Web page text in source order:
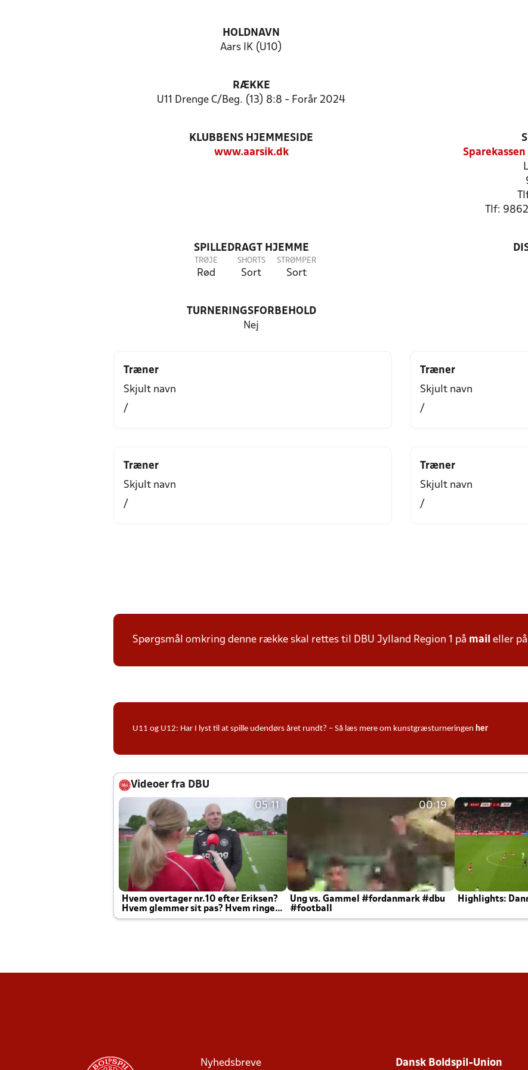
HOLDNAVN
Aars IK (U10)
RÆKKE
U11 Drenge C/Beg. (13) 8:8 - Forår 2024
KLUBBENS HJEMMESIDE
www.aarsik.dk
Tlf:
SPILLEDRAGT HJEMME
TRØJE
Rød
SHORTS
Sort
STRØMPER
Sort
TURNERINGSFORBEHOLD
Nej
Træner
Skjult navn
/
Træner
Skjult navn
/
Træner
Skjult navn
/
Træner
Skjult navn
/
Spørgsmål omkring denne række skal rettes til DBU Jylland Region 1 på mail eller
U11 og U12: Har I lyst til at spille udendørs året rundt? – Så læs mere om kunstgræsturneringen her
Videoer fra DBU
05:11
Hvem overtager nr.10 efter Eriksen?
Hvem glemmer sit pas? Hvem ringer
Joachim altid til efter kampe?
00:19
Ung vs. Gammel #fordanmark #dbu
#football
Highlights:
Nyhedsbreve Dansk Boldspil-Union